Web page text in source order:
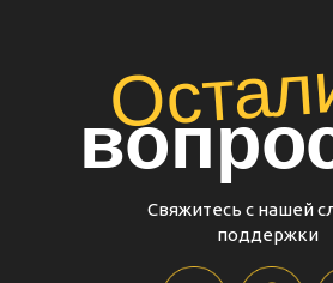
в долларах
Свяжитесь с нашей
поддержки
в